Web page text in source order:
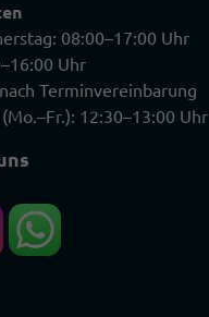
08:00–17:00 Uhr
Uhr
Terminvereinbarung
12:30–13:00 Uhr